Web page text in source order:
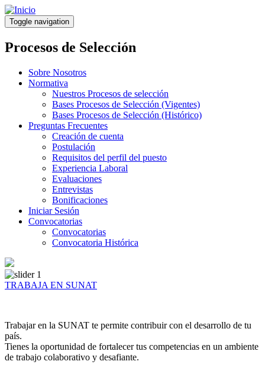
Pasar
al
contenido
principal
Toggle navigation
Procesos de Selección
Sobre Nosotros
Normativa
Nuestros Procesos de selección
Bases Procesos de Selección (Vigentes)
Bases Procesos de Selección (Histórico)
Preguntas Frecuentes
Creación de cuenta
Postulación
Requisitos del perfil del puesto
Experiencia Laboral
Evaluaciones
Entrevistas
Bonificaciones
Iniciar Sesión
Convocatorias
Convocatorias
Convocatoria Histórica
TRABAJA EN SUNAT
Trabajar en la SUNAT te permite contribuir con el desarrollo de tu
país.
Tienes la oportunidad de fortalecer tus competencias en un ambiente
de trabajo colaborativo y desafiante.